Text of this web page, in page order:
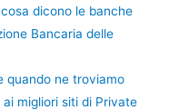
dicono le banche
Bancaria delle
quando ne troviamo
ai migliori siti di Private